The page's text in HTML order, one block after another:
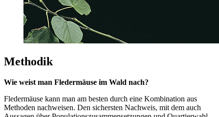
Methodik
Wie weist man Fledermäuse im Wald nach?
Fledermäuse kann man am besten durch eine Kombination aus
Methoden nachweisen. Den sichersten Nachweis, mit dem auch